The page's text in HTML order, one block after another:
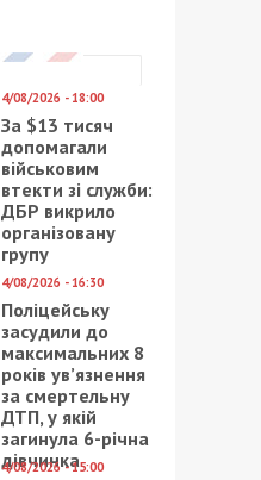
4/08/2026 - 18:00
За $13 тисяч
допомагали
військовим
втекти зі служби:
ДБР викрило
організовану
групу
4/08/2026 - 16:30
Поліцейську
засудили до
максимальних 8
років ув’язнення
за смертельну
ДТП, у якій
загинула 6-річна
дівчинка
4/08/2026 - 15:00